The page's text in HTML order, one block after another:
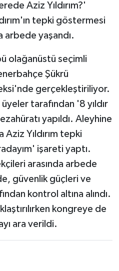
Aziz Yıldırım?'
tepki göstermesi
arbede yaşandı.
olağanüstü seçimli
Şükrü
gerçekleştiriliyor.
tarafından '8 yıldır
yapıldı. Aleyhine
Yıldırım tepki
işareti yaptı.
arasında arbede
güvenlik güçleri ve
kontrol altına alındı.
kongreye de
ara verildi.